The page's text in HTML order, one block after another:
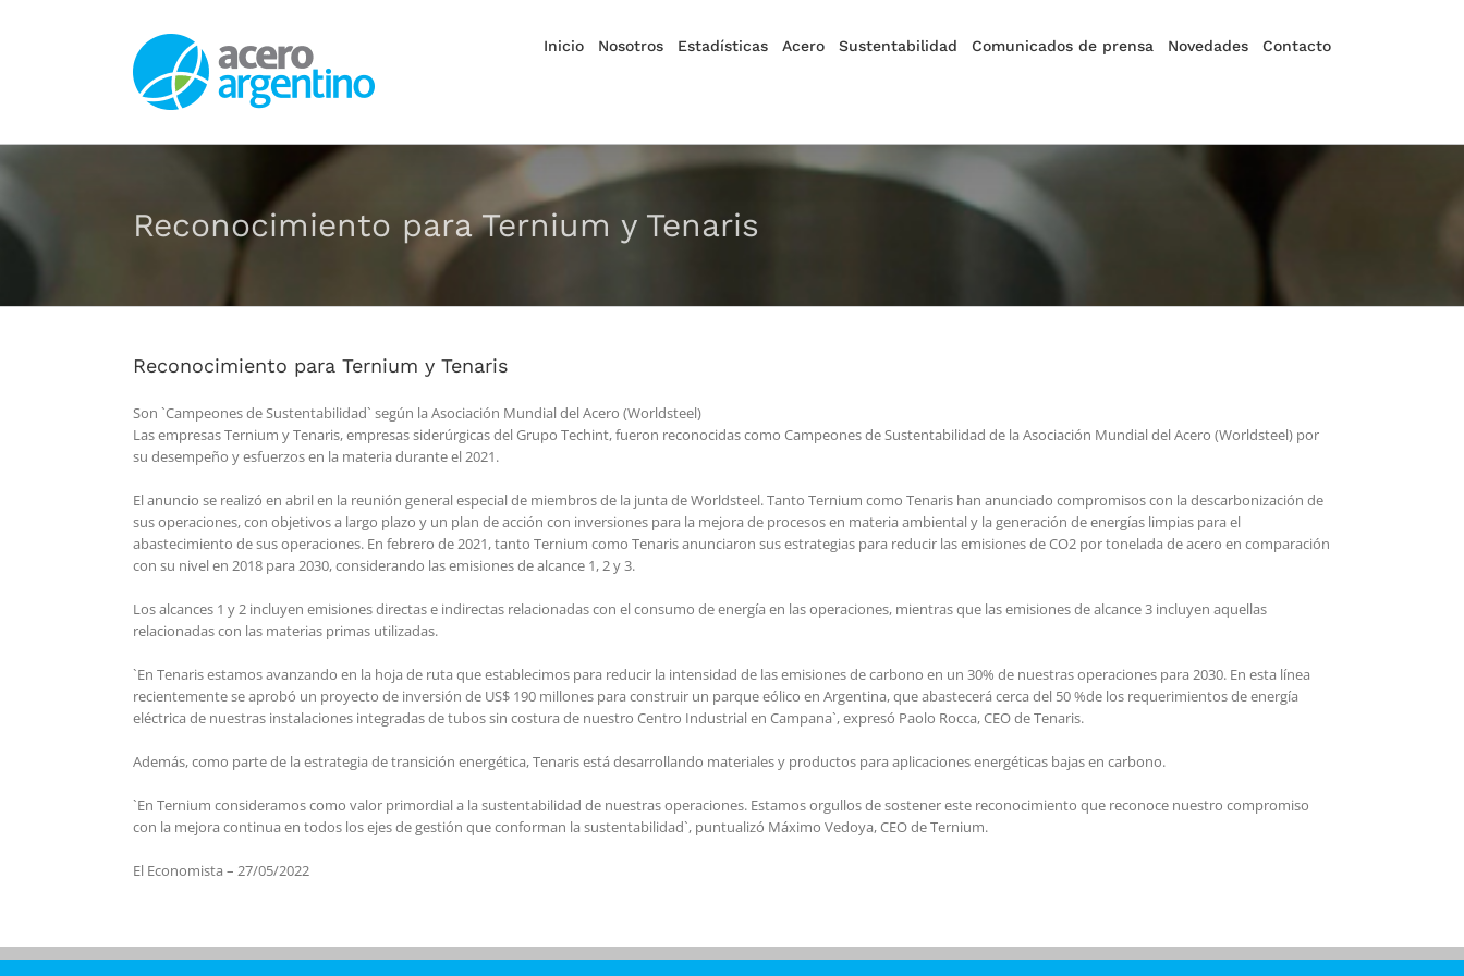
Inicio Nosotros Estadísticas Acero Sustentabilidad Comunicados de prensa Novedades Contacto
Reconocimiento para Ternium y Tenaris
Reconocimiento para Ternium y Tenaris
Son `Campeones de Sustentabilidad` según la Asociación Mundial del Acero (Worldsteel)
Las empresas Ternium y Tenaris, empresas siderúrgicas del Grupo Techint, fueron reconocidas como Campeones de Sustentabilidad de la Asociación Mundial del Acero (Worldsteel) por
su desempeño y esfuerzos en la materia durante el 2021.
El anuncio se realizó en abril en la reunión general especial de miembros de la junta de Worldsteel. Tanto Ternium como Tenaris han anunciado compromisos con la descarbonización de
sus operaciones, con objetivos a largo plazo y un plan de acción con inversiones para la mejora de procesos en materia ambiental y la generación de energías limpias para el
abastecimiento de sus operaciones. En febrero de 2021, tanto Ternium como Tenaris anunciaron sus estrategias para reducir las emisiones de CO2 por tonelada de acero en comparación
con su nivel en 2018 para 2030, considerando las emisiones de alcance 1, 2 y 3.
Los alcances 1 y 2 incluyen emisiones directas e indirectas relacionadas con el consumo de energía en las operaciones, mientras que las emisiones de alcance 3 incluyen aquellas
relacionadas con las materias primas utilizadas.
`En Tenaris estamos avanzando en la hoja de ruta que establecimos para reducir la intensidad de las emisiones de carbono en un 30% de nuestras operaciones para 2030. En esta línea
recientemente se aprobó un proyecto de inversión de US$ 190 millones para construir un parque eólico en Argentina, que abastecerá cerca del 50 %de los requerimientos de energía
eléctrica de nuestras instalaciones integradas de tubos sin costura de nuestro Centro Industrial en Campana`, expresó Paolo Rocca, CEO de Tenaris.
Además, como parte de la estrategia de transición energética, Tenaris está desarrollando materiales y productos para aplicaciones energéticas bajas en carbono.
`En Ternium consideramos como valor primordial a la sustentabilidad de nuestras operaciones. Estamos orgullos de sostener este reconocimiento que reconoce nuestro compromiso
con la mejora continua en todos los ejes de gestión que conforman la sustentabilidad`, puntualizó Máximo Vedoya, CEO de Ternium.
El Economista – 27/05/2022